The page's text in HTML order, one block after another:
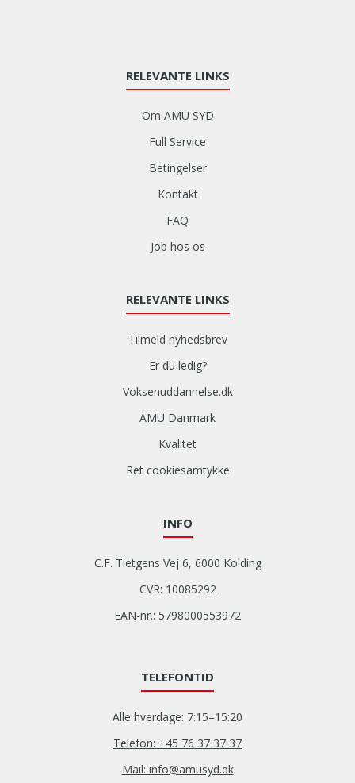
RELEVANTE LINKS
Om AMU SYD
Full Service
Betingelser
Kontakt
FAQ
Job hos os
RELEVANTE LINKS
Tilmeld nyhedsbrev
Er du ledig?
Voksenuddannelse.dk
AMU Danmark
Kvalitet
Ret cookiesamtykke
INFO
C.F. Tietgens Vej 6, 6000 Kolding
CVR: 10085292
EAN-nr.: 5798000553972
TELEFONTID
Alle hverdage: 7:15–15:20
Telefon: +45 76 37 37 37
Mail: info@amusyd.dk